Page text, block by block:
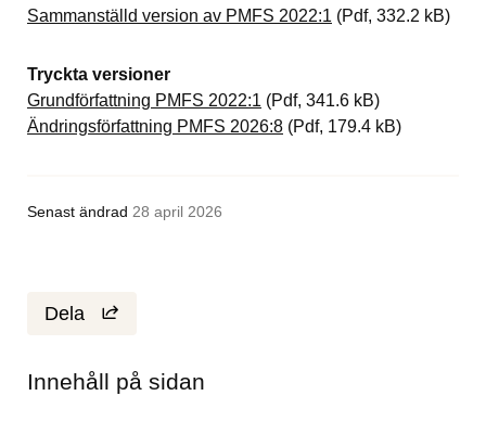
Sammanställd version av PMFS 2022:1 Pdf, 332.2 kB.
(Pdf, 332.2 kB)
Tryckta versioner
Grundförfattning PMFS 2022:1 Pdf, 341.6 kB.
(Pdf, 341.6 kB)
Ändringsförfattning PMFS 2026:8Pdf, 179.4 kB.
(Pdf, 179.4 kB)
Senast ändrad 28 april 2026
Dela
Innehåll på sidan